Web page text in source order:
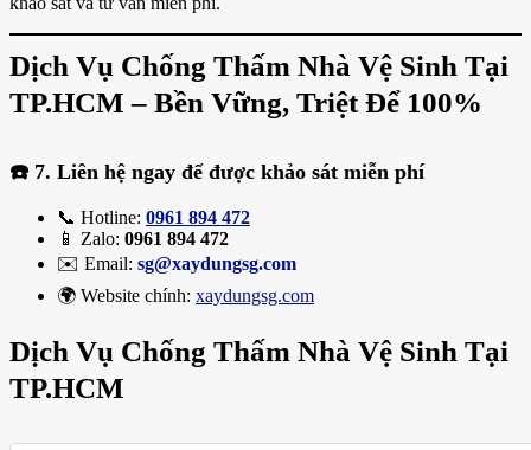
Dịch Vụ Chống Thấm Nhà Vệ Sinh Tại
TP.HCM – Bền Vững, Triệt Để 100%
☎️ 7. Liên hệ ngay để được khảo sát miễn phí
📞 Hotline: 0961 894 472
📱 Zalo: 0961 894 472
✉️ Email: sg@xaydungsg.com
🌍 Website chính: xaydungsg.com
Dịch Vụ Chống Thấm Nhà Vệ Sinh Tại
TP.HCM